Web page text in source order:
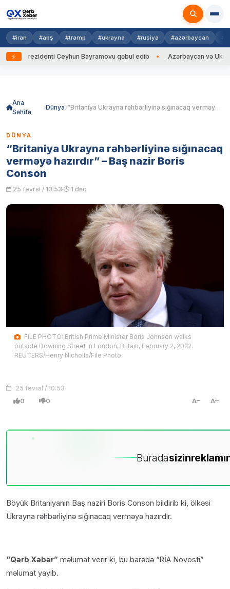
#iran #abş #tramp #ukrayna #rusiya #azərbaycan
Prezidenti Ceyhun Bayramovu qəbul edib Azərbaycan və Ukrayna
Ana
Səhifə
Dünya “Britaniya Ukrayna rəhbərliyinə sığınacaq verməyə hazırdır” – Baş nazir Boris Conson
DÜNYA
“Britaniya Ukrayna rəhbərliyinə sığınacaq
verməyə hazırdır” – Baş nazir Boris
Conson
25 fevral / 10:53 1 dəq
FILE PHOTO: British Prime Minister Boris Johnson walks
outside Downing Street in London, Britain, February 2, 2022.
REUTERS/Henry Nicholls/File Photo
25 fevral / 10:53
0 0 A A
Buradasizin
Böyük Britaniyanın Baş naziri Boris Conson bildirib ki, ölkəsi
Ukrayna rəhbərliyinə sığınacaq verməyə hazırdır.
“Qərb Xəbər” məlumat verir ki, bu barədə “RİA Novosti”
məlumat yayıb.